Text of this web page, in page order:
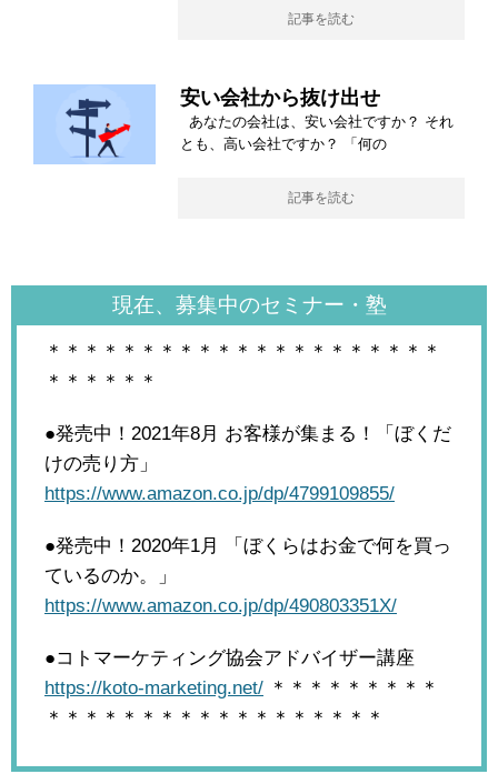
記事を読む
安い会社から抜け出せ
あなたの会社は、安い会社ですか？ それ
とも、高い会社ですか？ 「何の
記事を読む
現在、募集中のセミナー・塾
＊＊＊＊＊＊＊＊＊＊＊＊＊＊＊＊＊＊＊＊＊
＊＊＊＊＊＊
●発売中！2021年8月 お客様が集まる！「ぼくだ
けの売り方」
https://www.amazon.co.jp/dp/4799109855/
●発売中！2020年1月
「ぼくらはお金で何を買っ
ているのか。」
https://www.amazon.co.jp/dp/490803351X/
●コトマーケティング協会アドバイザー講座
https://koto-marketing.net/ ＊＊＊＊＊＊＊＊＊
＊＊＊＊＊＊＊＊＊＊＊＊＊＊＊＊＊＊